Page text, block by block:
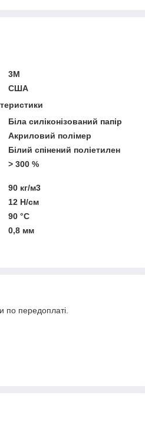
3М
США
Біла силіконізований папір
Акриловий полімер
Білий спінений поліетилен
> 300 %
90 кг/м3
12 Н/см
90 °С
0,8 мм
по передоплаті.